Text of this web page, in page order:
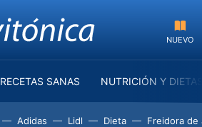
NUEVO
RECETAS SANAS NUTRICIÓN Y
Adidas Lidl Dieta Freidora de